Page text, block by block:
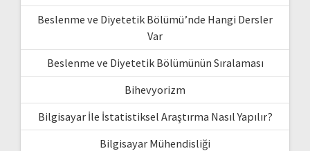
Beslenme ve Diyetetik Bölümü’nde Hangi Dersler
Var
Beslenme ve Diyetetik Bölümünün Sıralaması
Bihevyorizm
Bilgisayar İle İstatistiksel Araştırma Nasıl Yapılır?
Bilgisayar Mühendisliği